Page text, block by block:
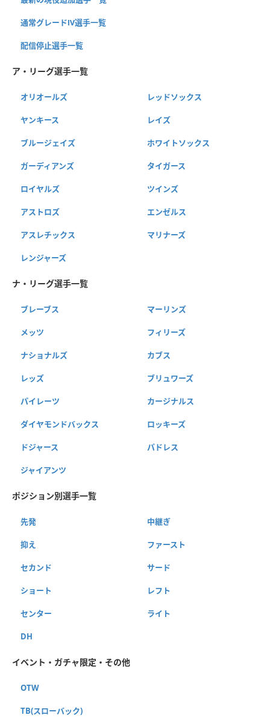
通常グレードⅣ選手一覧
配信停止選手一覧
ア・リーグ選手一覧
オリオールズ レッドソックス
ヤンキース レイズ
ブルージェイズ ホワイトソックス
ガーディアンズ タイガース
ロイヤルズ ツインズ
アストロズ エンゼルス
アスレチックス マリナーズ
レンジャーズ
ナ・リーグ選手一覧
ブレーブス マーリンズ
メッツ フィリーズ
ナショナルズ カブス
レッズ ブリュワーズ
パイレーツ カージナルス
ダイヤモンドバックス ロッキーズ
ドジャース パドレス
ジャイアンツ
ポジション別選手一覧
先発 中継ぎ
抑え ファースト
セカンド サード
ショート レフト
センター ライト
DH
イベント・ガチャ限定・その他
OTW
TB(スローバック)